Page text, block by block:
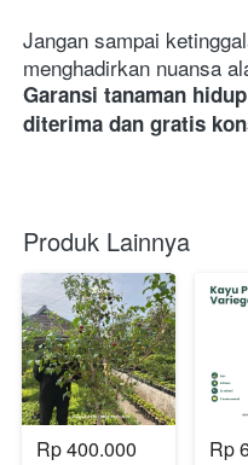
Jangan sampai
menghadirkan nuansa
Garansi tanaman
diterima dan gratis
Produk Lainnya
Rp 400.000 Rp